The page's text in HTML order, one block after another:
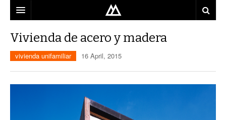
LOCALIZACIÓN
MAPA
Vivienda de acero y madera
vivienda unifamiliar 16 April, 2015